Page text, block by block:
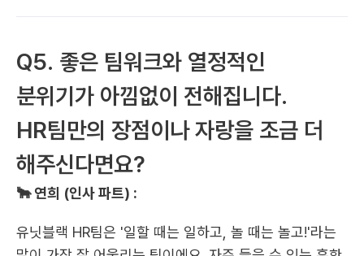
Q5. 좋은 팀워크와 열정적인
분위기가 아낌없이 전해집니다.
HR팀만의 장점이나 자랑을 조금 더
해주신다면요?
🐂 연희 (인사 파트) :
유닛블랙 HR팀은 '일할 때는 일하고, 놀 때는 놀고!'라는